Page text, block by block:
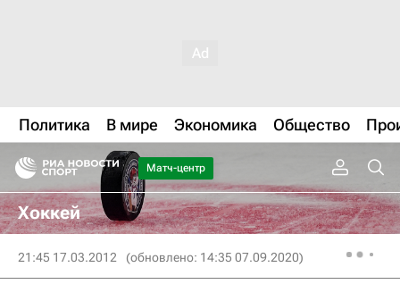
Политика В мире Экономика Общество
Матч-центр
Хоккей
21:45 17.03.2012 (обновлено: 14:35 07.09.2020)